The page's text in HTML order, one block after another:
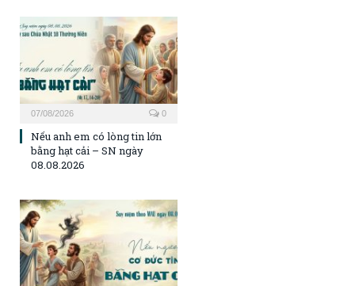
07/08/2026 0
Nếu anh em có lòng tin lớn
bằng hạt cải – SN ngày
08.08.2026